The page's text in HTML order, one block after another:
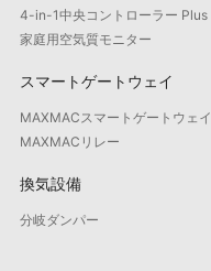
4-in-1中央コントローラー Plus
家庭用空気質モニター
スマートゲートウェイ
MAXMACスマートゲートウェイ
MAXMACリレー
換気設備
分岐ダンパー